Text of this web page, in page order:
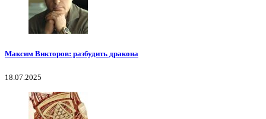
Максим Викторов: разбудить дракона
18.07.2025